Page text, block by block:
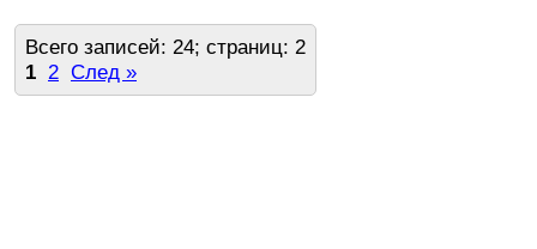
Всего записей: 24; страниц: 2
1 2 След »